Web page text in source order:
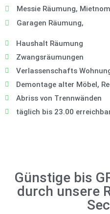
Messie Räumung,
Garagen Räumung,
Haushalt Räumung
Zwangsräumungen
Verlassenschafts
Demontage alter Möbel,
Abriss von Trennwänden
täglich bis 23.00
Günstige bis
durch unsere